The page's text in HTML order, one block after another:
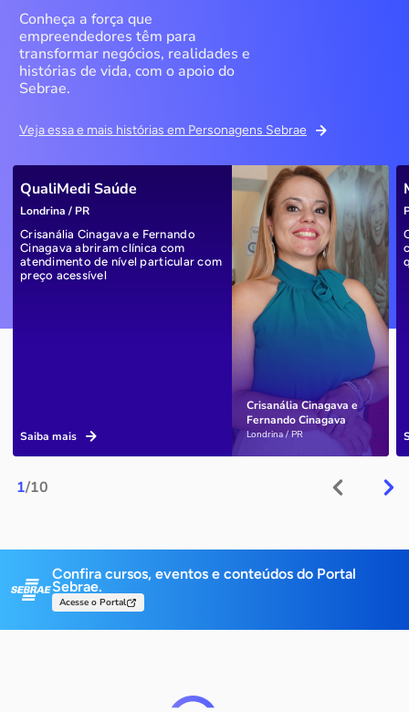
Conheça a força que
empreendedores têm para
transformar negócios, realidades e
histórias de vida, com o apoio do
Sebrae.
Veja essa e mais histórias em Personagens Sebrae
1/10
Crisanália Cinagava e
Fernando Cinagava
Londrina / PR
QualiMedi Saúde
Londrina / PR
Crisanália Cinagava e Fernando
Cinagava abriram clínica com
atendimento de nível particular com
preço acessível
Saiba mais
Confira cursos, eventos e conteúdos do Portal
Sebrae.
Acesse o Portal